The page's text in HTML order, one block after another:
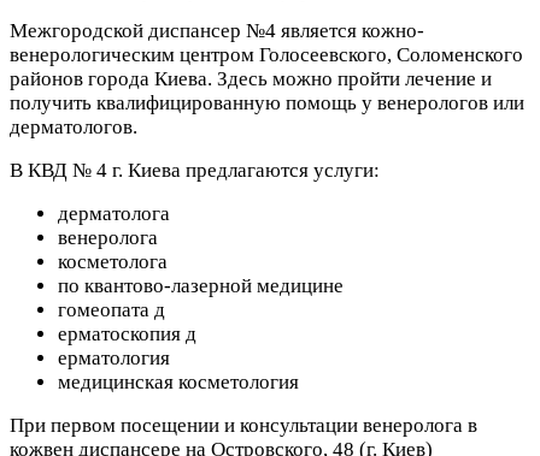
Межгородской диспансер №4 является кожно-
венерологическим центром Голосеевского, Соломенского
районов города Киева. Здесь можно пройти лечение и
получить квалифицированную помощь у венерологов или
дерматологов.
В КВД № 4 г. Киева предлагаются услуги:
дерматолога
венеролога
косметолога
по квантово-лазерной медицине
гомеопата д
ерматоскопия д
ерматология
медицинская косметология
При первом посещении и консультации венеролога в
кожвен диспансере на Островского, 48 (г. Киев)